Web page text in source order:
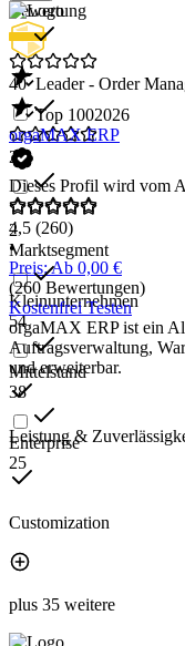
Bewertung
40
21
2
Marktsegment
Kleinunternehmen
54
Mittelstand
38
Enterprise
25
Leader - Order
Top 1002026
orgaMAX ERP
Dieses Profil wird vom
4,5 (260)
•
Preis: Ab 0,00 €
(260 Bewertungen)
Kostenfrei Testen
orgaMAX ERP ist ein
Auftragsverwaltung,
und erweiterbar.
Leistung &
Customization
plus 35 weitere